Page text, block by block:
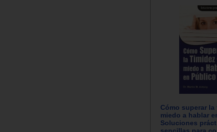
Cómo superar
miedo a hablar
Soluciones